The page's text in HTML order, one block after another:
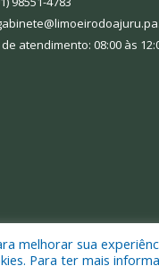
atendimento: 08:00 às
direitos reservados a
melhorar sua
Para ter mais